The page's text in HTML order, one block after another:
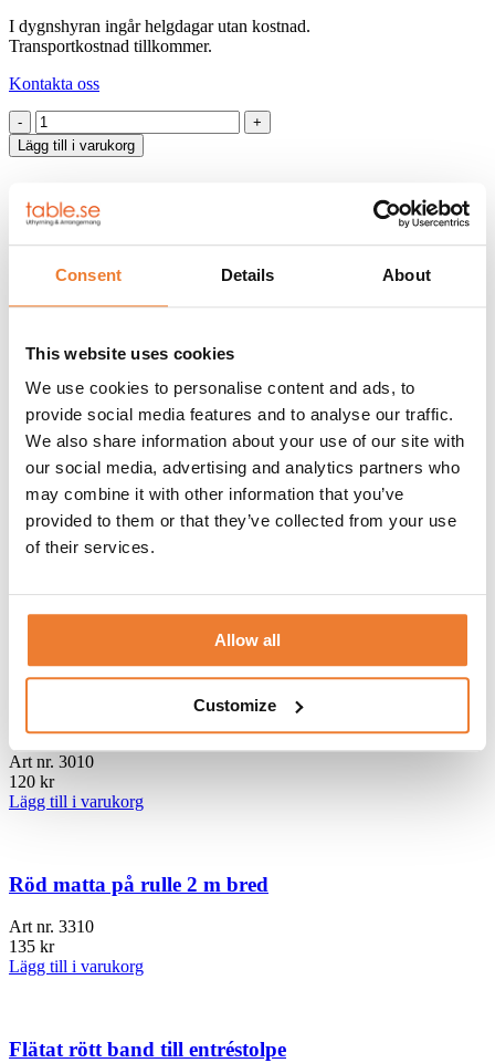
Consent Details About
This website uses cookies
We use cookies to personalise content and ads, to
provide social media features and to analyse our traffic.
We also share information about your use of our site with
our social media, advertising and analytics partners who
may combine it with other information that you’ve
provided to them or that they’ve collected from your use
of their services.
Allow all
Customize
I dygnshyran ingår helgdagar utan kostnad.
Transportkostnad tillkommer.
Kontakta oss
Entréstolpe
mässing
mängd
Lägg till i varukorg
KUNDTJÄNST
Entréstolpe för att rama in entréer eller som personbarriär för att
eller i mässmontrar. Band hyrs separat
MÅTT: H 90 cm
FÄRG: Mässing
Klicka pådenna länkför information om våra hyresvillkor eller
ladda ner pdfen
Telefon:08-50 000 450
RELATERADE PRODUKTER
Garderobsställning för 50 galgar
Art nr. 3010
120 kr
Lägg till i varukorg
Röd matta på rulle 2 m bred
Art nr. 3310
135 kr
Lägg till i varukorg
Flätat rött band till entréstolpe